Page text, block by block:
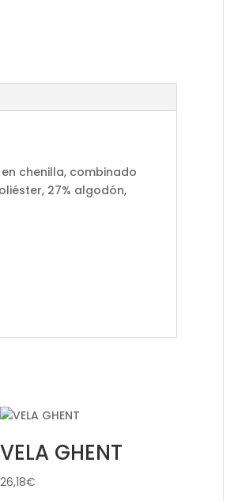
chenilla, combinado
27% algodón,
VELA GHENT
26,18€